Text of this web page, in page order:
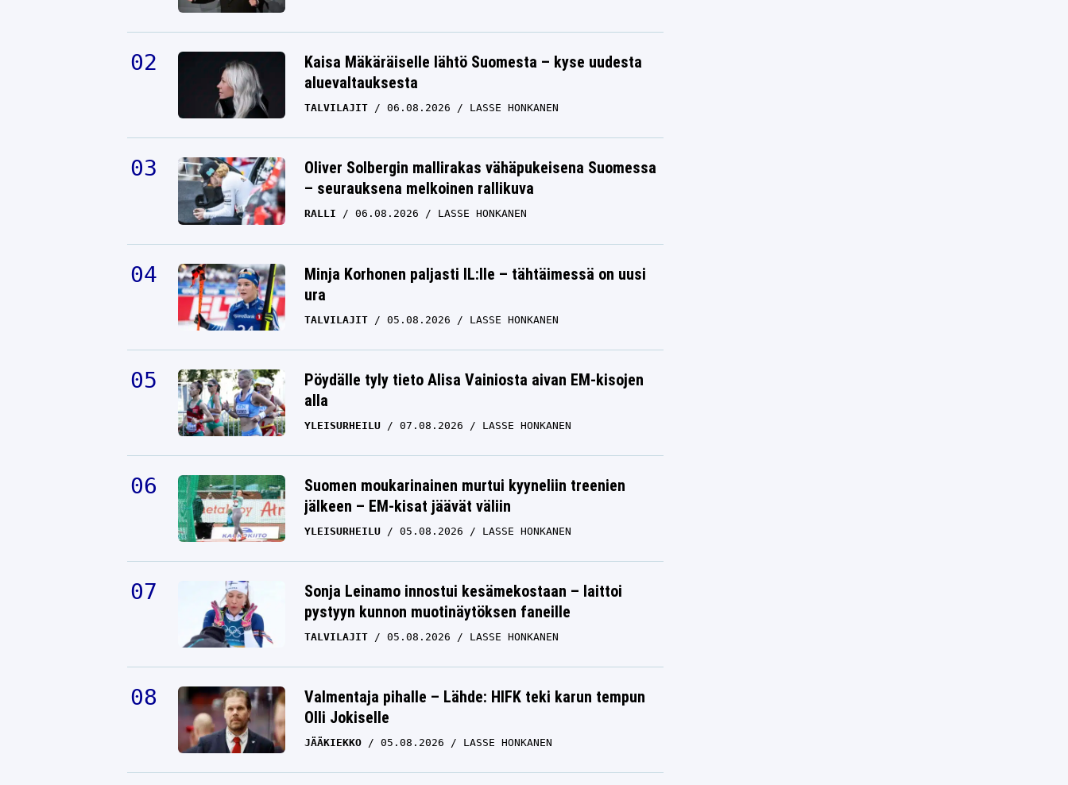
Kaisa Mäkäräiselle lähtö Suomesta – kyse uudesta
aluevaltauksesta
TALVILAJIT 06.08.2026 LASSE HONKANEN
Oliver Solbergin mallirakas vähäpukeisena Suomessa
– seurauksena melkoinen rallikuva
RALLI 06.08.2026 LASSE HONKANEN
Minja Korhonen paljasti IL:lle – tähtäimessä on uusi
ura
TALVILAJIT 05.08.2026 LASSE HONKANEN
Pöydälle tyly tieto Alisa Vainiosta aivan EM-kisojen
alla
YLEISURHEILU 07.08.2026 LASSE HONKANEN
Suomen moukarinainen murtui kyyneliin treenien
jälkeen – EM-kisat jäävät väliin
YLEISURHEILU 05.08.2026 LASSE HONKANEN
Sonja Leinamo innostui kesämekostaan – laittoi
pystyyn kunnon muotinäytöksen faneille
TALVILAJIT 05.08.2026 LASSE HONKANEN
Valmentaja pihalle – Lähde: HIFK teki karun tempun
Olli Jokiselle
JÄÄKIEKKO 05.08.2026 LASSE HONKANEN